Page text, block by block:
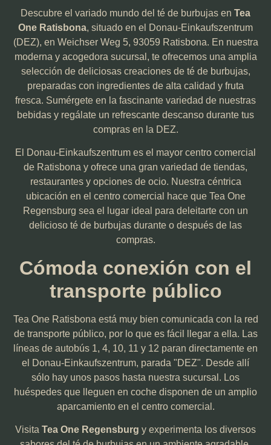
Descubre el variado mundo del té de burbujas en Tea
One Ratisbona, situado en el Donau-Einkaufszentrum
(DEZ), en Weichser Weg 5, 93059 Ratisbona. En nuestra
moderna y acogedora sucursal, te ofrecemos una amplia
selección de deliciosas creaciones de té de burbujas,
preparadas con ingredientes de alta calidad y fruta
fresca. Sumérgete en la fascinante variedad de nuestras
bebidas y regálate un refrescante descanso durante tus
compras en la DEZ.
El Donau-Einkaufszentrum es el mayor centro comercial
de Ratisbona y ofrece una gran variedad de tiendas,
restaurantes y opciones de ocio. Nuestra céntrica
ubicación en el centro comercial hace que Tea One
Regensburg sea el lugar ideal para deleitarte con un
delicioso té de burbujas durante o después de las
compras.
Cómoda conexión con el
transporte público
Tea One Ratisbona está muy bien comunicada con la red
de transporte público, por lo que es fácil llegar a ella. Las
líneas de autobús 1, 4, 10, 11 y 12 paran directamente en
el Donau-Einkaufszentrum, parada "DEZ". Desde allí
sólo hay unos pasos hasta nuestra sucursal. Los
huéspedes que lleguen en coche disponen de un amplio
aparcamiento en el centro comercial.
Visita Tea One Regensburg y experimenta los diversos